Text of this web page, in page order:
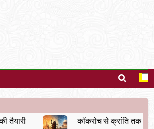
कॉकरोच से क्रांति तक